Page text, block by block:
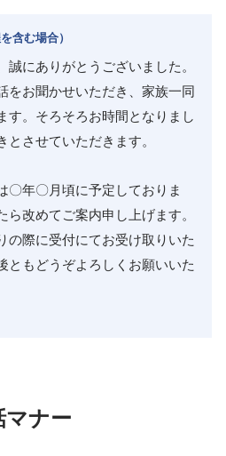
含む場合）
誠にありがとうございました。
をお聞かせいただき、家族一同
す。そろそろお時間となりまし
とさせていただきます。
〇年〇月頃に予定しておりま
ら改めてご案内申し上げます。
の際に受付にてお受け取りいた
ともどうぞよろしくお願いいた
マナー